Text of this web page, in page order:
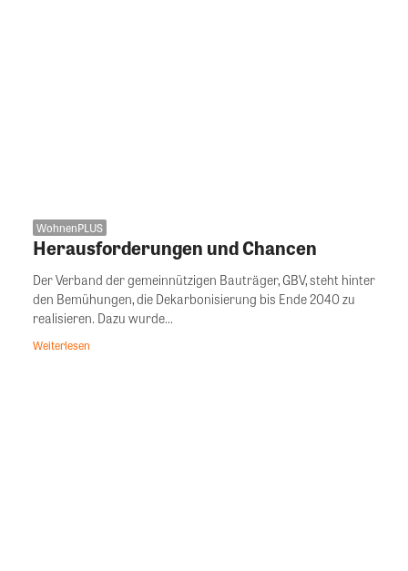
WohnenPLUS
Herausforderungen und Chancen
Der Verband der gemeinnützigen Bauträger, GBV, steht hinter
den Bemühungen, die Dekarbonisierung bis Ende 2040 zu
realisieren. Dazu wurde...
Weiterlesen